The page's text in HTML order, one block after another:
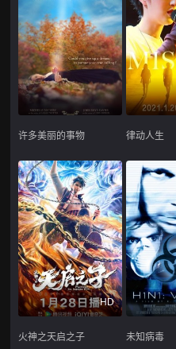
许多美丽的事物 律动人生
HD
火神之天启之子 未知病毒